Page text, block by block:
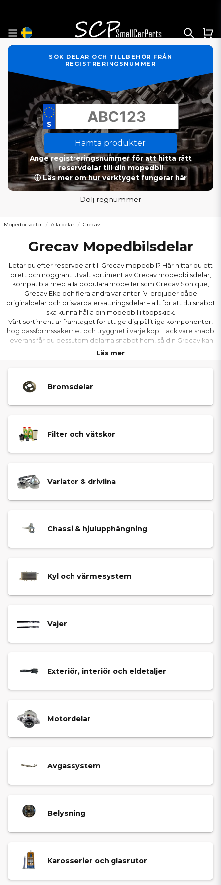
SÖK DELAR OCH TILLBEHÖR FRÅN
REGISTRERINGSNUMMER
Hämta produkter
Ange registreringsnummer för att hitta rätt
reservdelar till din mopedbil
ⓘ Läs mer om hur verktyget fungerar här
Dölj regnummer
Mopedbilsdelar Alla delar Grecav
Grecav Mopedbilsdelar
Letar du efter reservdelar till Grecav mopedbil? Här hittar du ett
brett och noggrant utvalt sortiment av Grecav mopedbilsdelar,
kompatibla med alla populära modeller som Grecav Sonique,
Grecav Eke och flera andra varianter. Vi erbjuder både
originaldelar och prisvärda ersättningsdelar – allt för att du snabbt
ska kunna hålla din mopedbil i toppskick.
Vårt sortiment är framtaget för att ge dig pålitliga komponenter,
hög passformssäkerhet och trygghet i varje köp. Tack vare snabb
leverans får du dessutom delarna snabbt hem, så din Grecav kan
vara ute på vägarna igen utan långa stilleståndstider.
Läs mer
Bromsdelar
Filter och vätskor
Variator & drivlina
Chassi & hjulupphängning
Kyl och värmesystem
Vajer
Exteriör, interiör och eldetaljer
Motordelar
Avgassystem
Belysning
Karosserier och glasrutor